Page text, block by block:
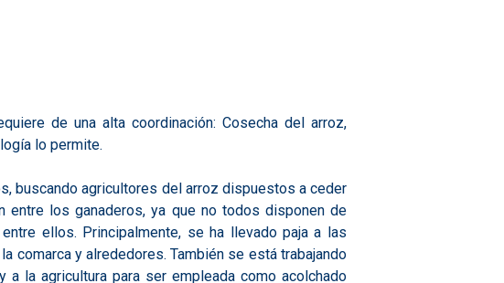
de una alta coordinación: Cosecha del arroz,
lo permite.
buscando agricultores del arroz dispuestos a ceder
entre los ganaderos, ya que no todos disponen de
ellos. Principalmente, se ha llevado paja a las
comarca y alrededores. También se está trabajando
la agricultura para ser empleada como acolchado